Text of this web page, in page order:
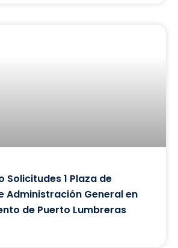
Solicitudes 1 Plaza de
Administración General en
de Puerto Lumbreras